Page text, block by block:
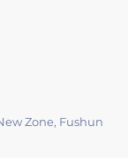
Zone, Fushun